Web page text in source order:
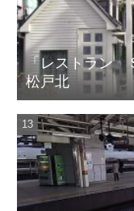
「レストラン
松戸北